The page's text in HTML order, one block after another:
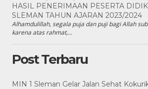
HASIL PENERIMAAN PESERTA
SLEMAN TAHUN AJARAN 2023/2024
Alhamdulillah, segala puja dan puji bagi Allah
karena atas rahmat,...
Post Terbaru
MIN 1 Sleman Gelar Jalan Sehat